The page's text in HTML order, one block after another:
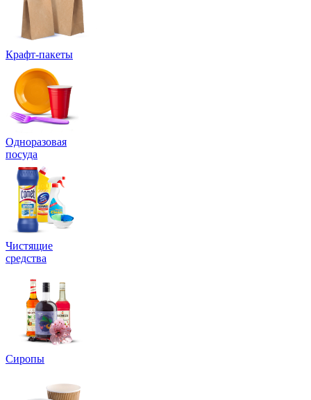
Крафт-пакеты
Одноразовая
посуда
Чистящие
средства
Сиропы